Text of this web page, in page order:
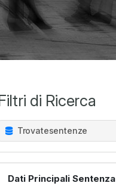
di Ricerca
Trovatesentenze
Dati Principali Sentenza